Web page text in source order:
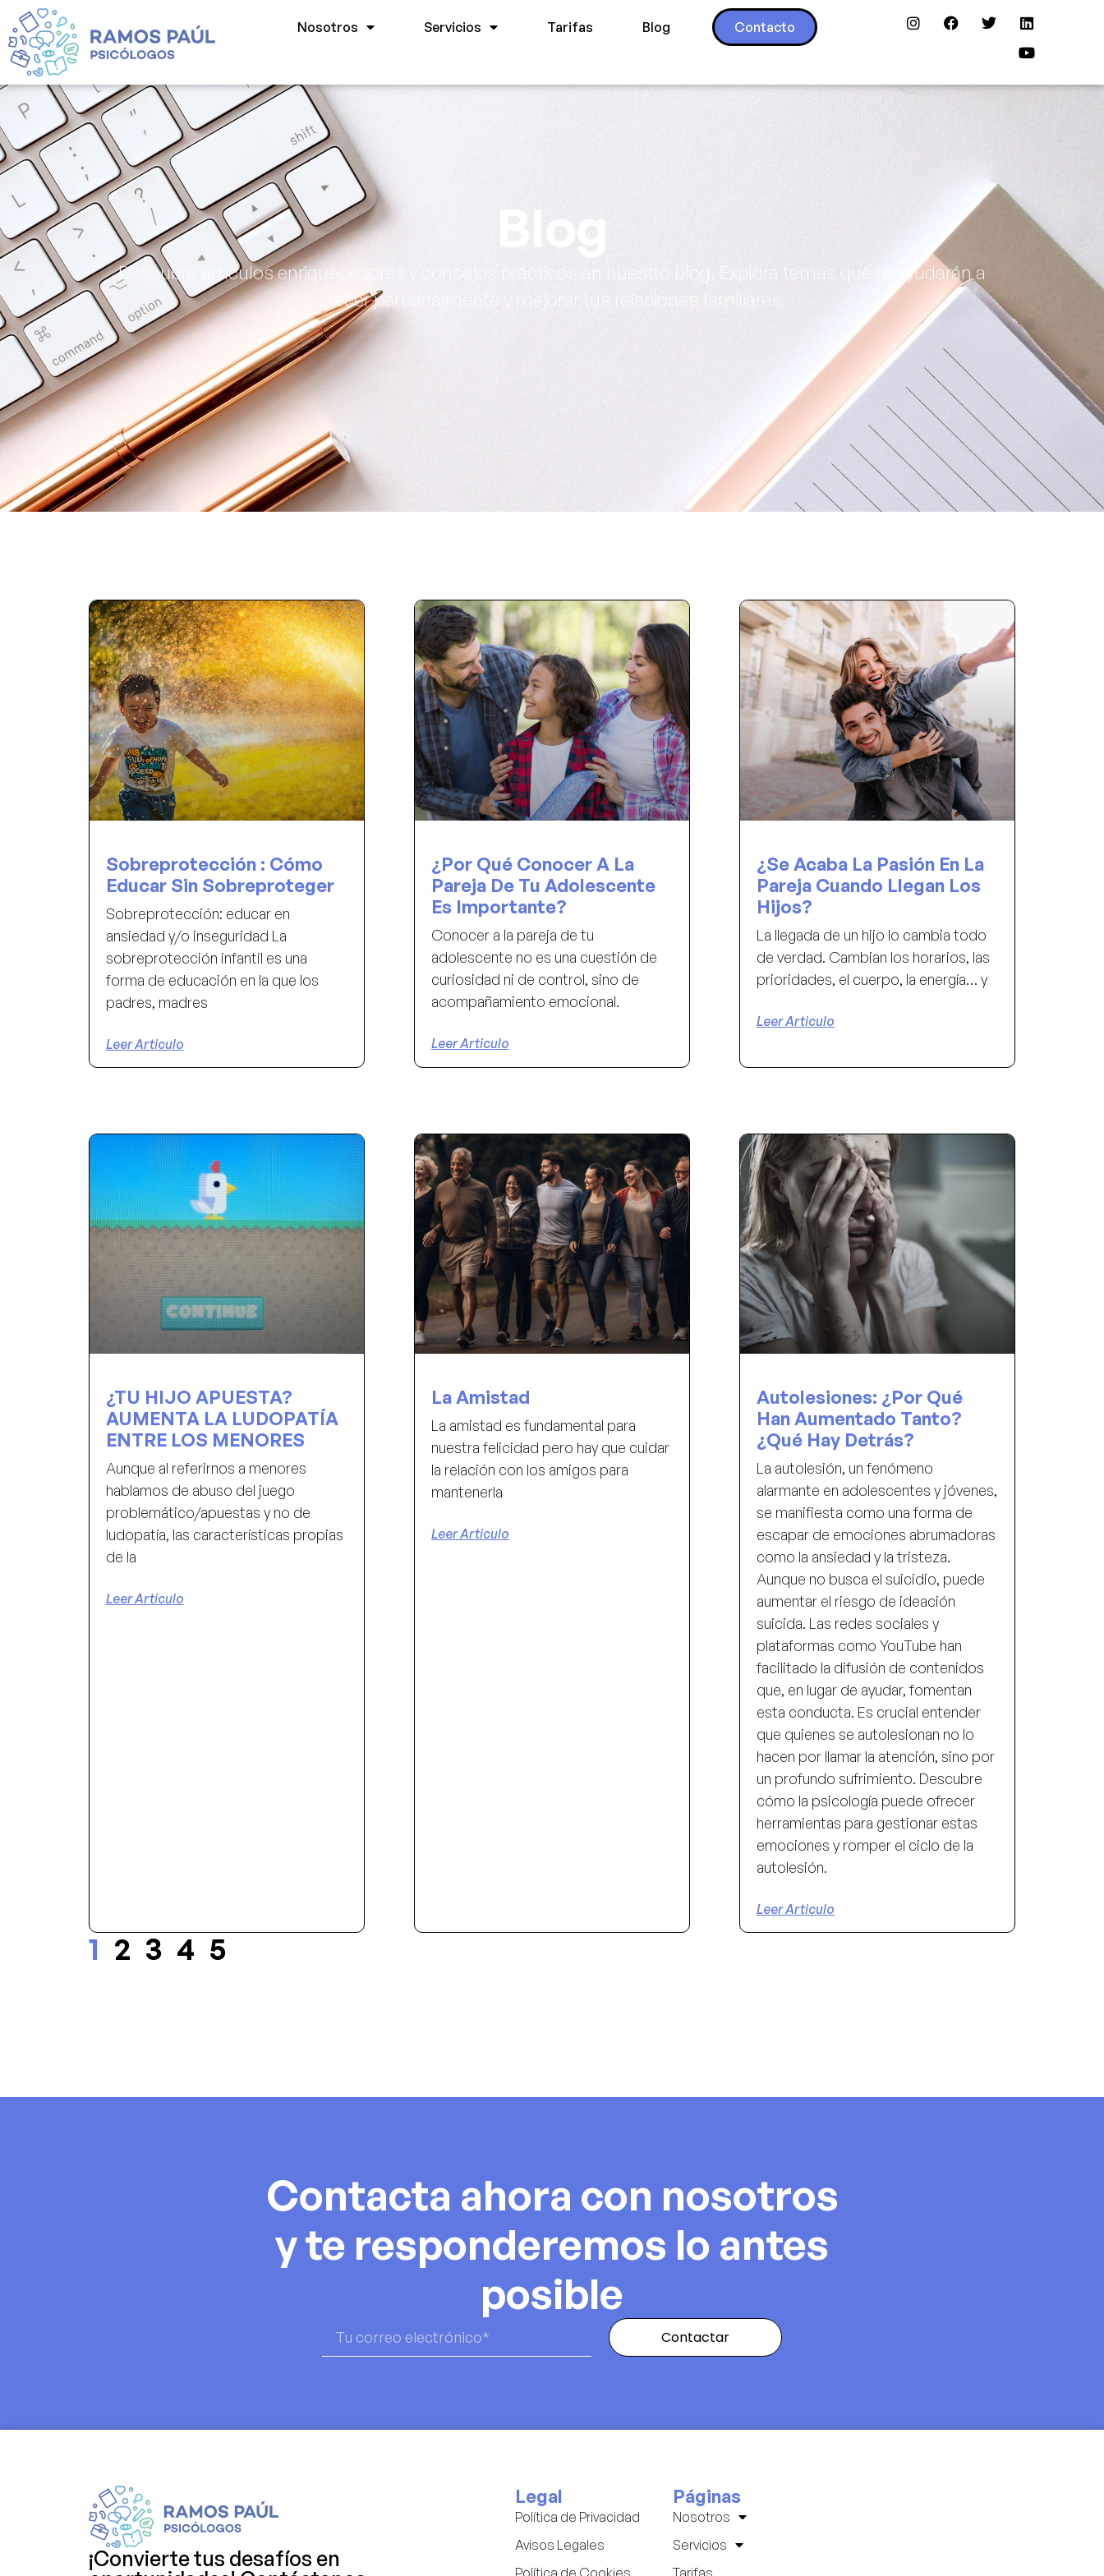
Nosotros Servicios Tarifas Blog Contacto
Blog
Descubre artículos enriquecedores y consejos prácticos en nuestro blog. Explora temas que te ayudarán a
crecer personalmente y mejorar tus relaciones familiares.
Sobreprotección : Cómo
Educar Sin Sobreproteger
Sobreprotección: educar en
ansiedad y/o inseguridad La
sobreprotección infantil es una
forma de educación en la que los
padres, madres
Leer Articulo
¿Por Qué Conocer A La
Pareja De Tu Adolescente
Es Importante?
Conocer a la pareja de tu
adolescente no es una cuestión de
curiosidad ni de control, sino de
acompañamiento emocional.
Leer Articulo
¿Se Acaba La Pasión En La
Pareja Cuando Llegan Los
Hijos?
La llegada de un hijo lo cambia todo
de verdad. Cambian los horarios, las
prioridades, el cuerpo, la energía… y
Leer Articulo
¿TU HIJO APUESTA?
AUMENTA LA LUDOPATÍA
ENTRE LOS MENORES
Aunque al referirnos a menores
hablamos de abuso del juego
problemático/apuestas y no de
ludopatía, las características propias
de la
Leer Articulo
La Amistad
La amistad es fundamental para
nuestra felicidad pero hay que cuidar
la relación con los amigos para
mantenerla
Leer Articulo
Autolesiones: ¿Por Qué
Han Aumentado Tanto?
¿Qué Hay Detrás?
La autolesión, un fenómeno
alarmante en adolescentes y jóvenes,
se manifiesta como una forma de
escapar de emociones abrumadoras
como la ansiedad y la tristeza.
Aunque no busca el suicidio, puede
aumentar el riesgo de ideación
suicida. Las redes sociales y
plataformas como YouTube han
facilitado la difusión de contenidos
que, en lugar de ayudar, fomentan
esta conducta. Es crucial entender
que quienes se autolesionan no lo
hacen por llamar la atención, sino por
un profundo sufrimiento. Descubre
cómo la psicología puede ofrecer
herramientas para gestionar estas
emociones y romper el ciclo de la
autolesión.
Leer Articulo
1 2 3 4 5
Contacta ahora con nosotros
y te responderemos lo antes
posible
Contactar
¡Convierte tus desafíos en
Legal
Política de Privacidad
Avisos Legales
Política de Cookies
Páginas
Nosotros
Servicios
Tarifas